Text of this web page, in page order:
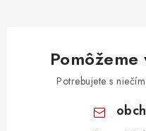
Potrebujete s